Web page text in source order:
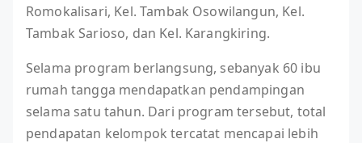
Romokalisari, Kel. Tambak Osowilangun, Kel.
Tambak Sarioso, dan Kel. Karangkiring.
Selama program berlangsung, sebanyak 60 ibu
rumah tangga mendapatkan pendampingan
selama satu tahun. Dari program tersebut, total
pendapatan kelompok tercatat mencapai lebih